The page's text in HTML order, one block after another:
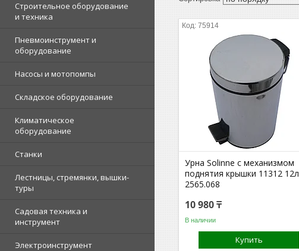
Строительное оборудование
и техника
Пневмоинструмент и
оборудование
Насосы и мотопомпы
Складское оборудование
Климатическое
оборудование
Станки
Лестницы, стремянки, вышки-
туры
Садовая техника и
инструмент
Электроинструмент
75914
Урна Solinne с механизмом
поднятия крышки 11312 12л
2565.068
10 980 ₸
В наличии
Купить